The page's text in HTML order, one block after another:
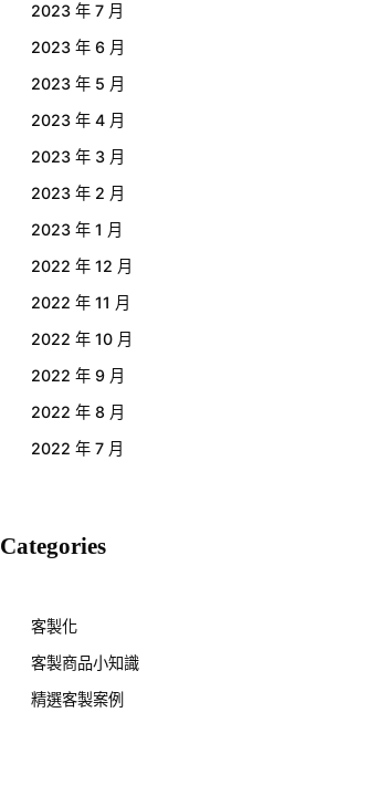
2023 年 7 月
2023 年 6 月
2023 年 5 月
2023 年 4 月
2023 年 3 月
2023 年 2 月
2023 年 1 月
2022 年 12 月
2022 年 11 月
2022 年 10 月
2022 年 9 月
2022 年 8 月
2022 年 7 月
Categories
客製化
客製商品小知識
精選客製案例